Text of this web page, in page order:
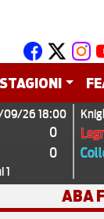
STAGIONI
26 18:00
0
0
1
ABA